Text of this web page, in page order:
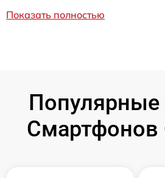
Показать полностью
Смартфонов